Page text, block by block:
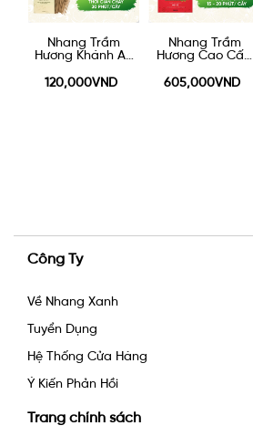
Nhang Trầm
Hương Khánh An
120,000VND
Nhang Trầm
Hương Cao Cấp
605,000VND
Công Ty
Về Nhang Xanh
Tuyển Dụng
Hệ Thống Cửa Hàng
Ý Kiến Phản Hồi
Trang chính sách